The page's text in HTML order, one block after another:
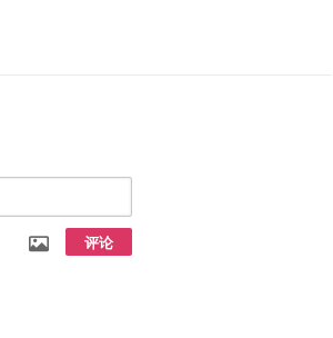
评论